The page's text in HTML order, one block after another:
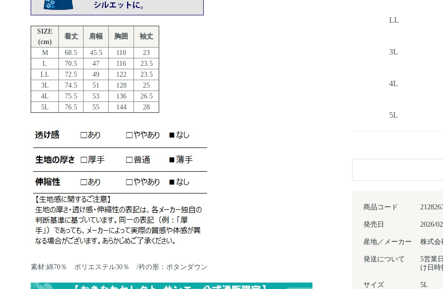
SIZE
(cm)
着丈 肩幅 胸囲 袖丈
M 68.5 45.5 110
23
L
70.5 47 116
23.5
LL
72.5 49 122
23.5
3L
74.5 51 128
25
4L
75.5 53 136
26.5
5L
76.5 55 144 28
素材:綿70％ ポリエステル30％ /衿の形：ボタンダウン
商品コード
発売日 2026/
産地／メーカー 株式会
発送について
5営業
け日時
サイズ 5L
LL
3L
4L
5L